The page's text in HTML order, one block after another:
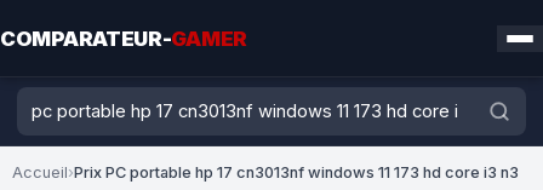
COMPARATEUR-GAMER
Accueil›Prix PC portable hp 17 cn3013nf windows 11 173 hd core i3 n3